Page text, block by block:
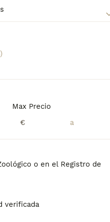
Max Precio
€
o en el Registro de
verificada
esta raza de perro.
Disponible última hembra de Papillon tricolor, se entrega con todas las vacunas, microchip, pasaporte y pedigree, mas información por mensaje, disponibles a partir de final de Junio.